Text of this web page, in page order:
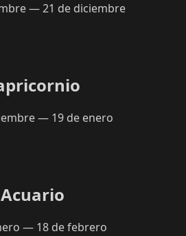
— 21 de diciembre
— 19 de enero
Acuario
— 18 de febrero